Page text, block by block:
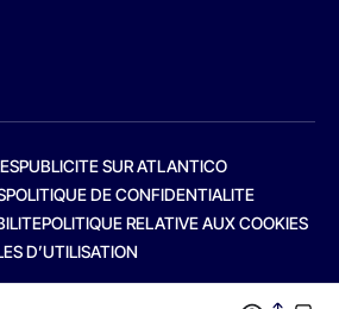
PUBLICITE SUR ATLANTICO
POLITIQUE DE CONFIDENTIALITE
POLITIQUE RELATIVE AUX COOKIES
D’UTILISATION